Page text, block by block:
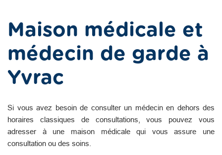
Maison médicale et
médecin de garde à
Yvrac
Si vous avez besoin de consulter un médecin en dehors des
horaires classiques de consultations, vous pouvez vous
adresser à une maison médicale qui vous assure une
consultation ou des soins.